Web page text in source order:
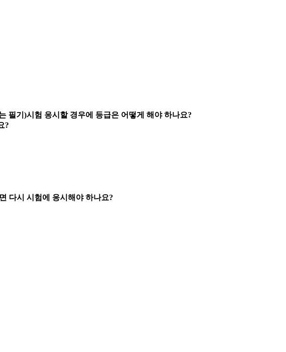
필기)시험 응시할 경우에 등급은 어떻게 해야 하나요?
?
다시 시험에 응시해야 하나요?